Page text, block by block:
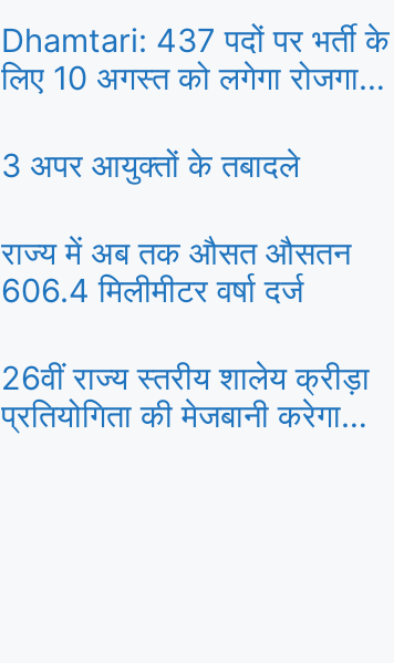
Dhamtari: 437 पदों पर भर्ती के
लिए 10 अगस्त को लगेगा रोजगार
3 अपर आयुक्तों के तबादले
राज्य में अब तक औसत औसतन
606.4 मिलीमीटर वर्षा दर्ज
26वीं राज्य स्तरीय शालेय क्रीड़ा
प्रतियोगिता की मेजबानी करेगा